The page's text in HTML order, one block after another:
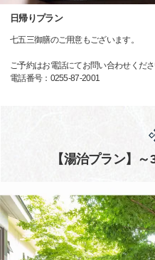
日帰りプラン
七五三御膳のご用意もございます。
ご予約はお電話にてお問い合わせくださ
電話番号：0255-87-2001
【湯治プラン】